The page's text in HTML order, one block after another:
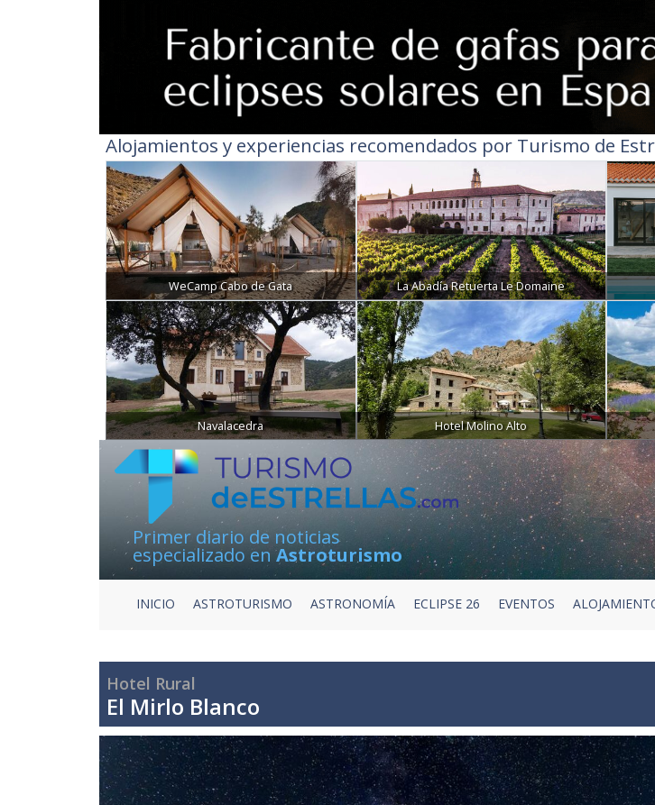
Alojamientos y experiencias recomendados por Turismo de
WeCamp Cabo de Gata La Abadía Retuerta Le Domaine
Navalacedra Hotel Molino Alto
Primer diario de noticias
especializado enAstroturismo
INICIO ASTROTURISMO ASTRONOMÍA ECLIPSE 26 EVENTOS
Hotel Rural
El Mirlo Blanco